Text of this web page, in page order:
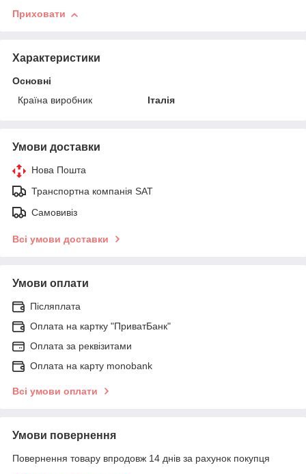
Приховати
Характеристики
Основні
Країна виробник
Італія
Умови доставки
Нова Пошта
Транспортна компанія SAT
Самовивіз
Всі умови доставки
Умови оплати
Післяплата
Оплата на картку "ПриватБанк"
Оплата за реквізитами
Оплата на карту monobank
Всі умови оплати
Умови повернення
Повернення товару впродовж 14 днів за рахунок покупця